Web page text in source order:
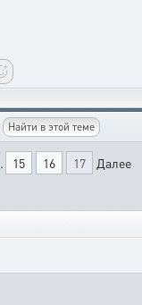
15 16 17 Далее